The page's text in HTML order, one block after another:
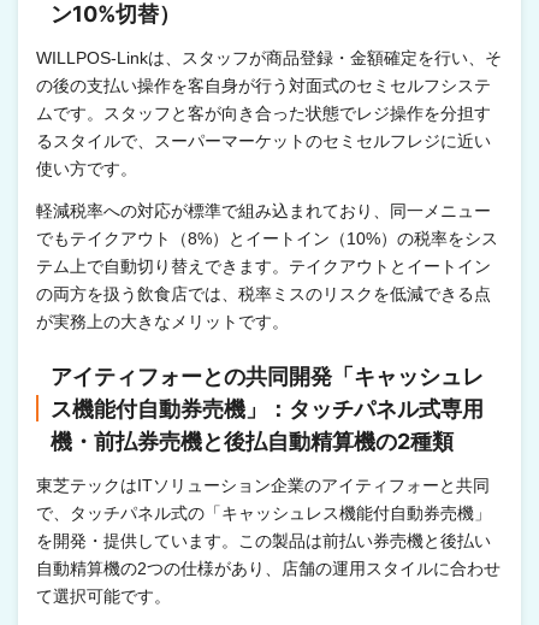
ン10%切替）
WILLPOS-Linkは、スタッフが商品登録・金額確定を行い、そ
の後の支払い操作を客自身が行う対面式のセミセルフシステ
ムです。スタッフと客が向き合った状態でレジ操作を分担す
るスタイルで、スーパーマーケットのセミセルフレジに近い
使い方です。
軽減税率への対応が標準で組み込まれており、同一メニュー
でもテイクアウト（8%）とイートイン（10%）の税率をシス
テム上で自動切り替えできます。テイクアウトとイートイン
の両方を扱う飲食店では、税率ミスのリスクを低減できる点
が実務上の大きなメリットです。
アイティフォーとの共同開発「キャッシュレ
ス機能付自動券売機」：タッチパネル式専用
機・前払券売機と後払自動精算機の2種類
東芝テックはITソリューション企業のアイティフォーと共同
で、タッチパネル式の「キャッシュレス機能付自動券売機」
を開発・提供しています。この製品は前払い券売機と後払い
自動精算機の2つの仕様があり、店舗の運用スタイルに合わせ
て選択可能です。